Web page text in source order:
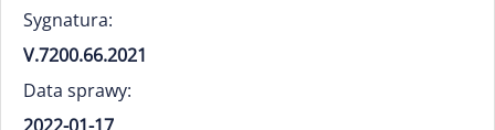
Sygnatura:
V.7200.66.2021
Data sprawy: